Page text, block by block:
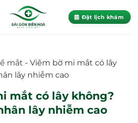
Đặt lịch khám
mắt - Viêm bờ mi mắt có lây
lây nhiễm cao
mắt có lây không?
lây nhiễm cao